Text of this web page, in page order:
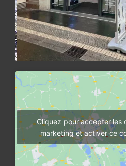
Cliquez pour accepter les
marketing et activer ce